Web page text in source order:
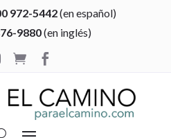
972-5442(en español)
9880(en inglés)
 